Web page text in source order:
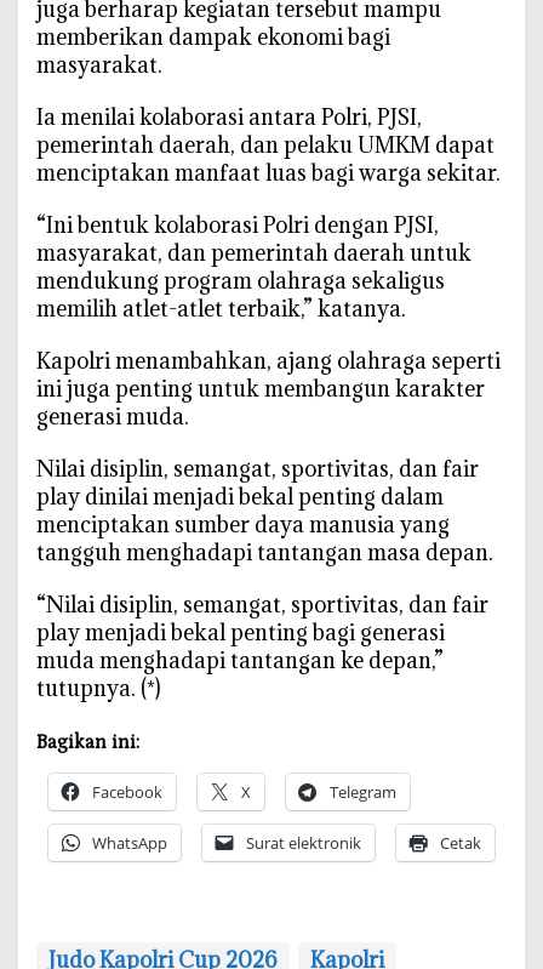
A
t
t
h
i
g
g
a
U
M
K
M
juga berharap kegiatan tersebut mampu
memberikan dampak ekonomi bagi
masyarakat.
‎Ia menilai kolaborasi antara Polri, PJSI,
pemerintah daerah, dan pelaku UMKM dapat
menciptakan manfaat luas bagi warga sekitar.
‎“Ini bentuk kolaborasi Polri dengan PJSI,
masyarakat, dan pemerintah daerah untuk
mendukung program olahraga sekaligus
memilih atlet-atlet terbaik,” katanya.
‎Kapolri menambahkan, ajang olahraga seperti
ini juga penting untuk membangun karakter
generasi muda.
‎Nilai disiplin, semangat, sportivitas, dan fair
play dinilai menjadi bekal penting dalam
menciptakan sumber daya manusia yang
tangguh menghadapi tantangan masa depan.
‎“Nilai disiplin, semangat, sportivitas, dan fair
play menjadi bekal penting bagi generasi
muda menghadapi tantangan ke depan,”
tutupnya. (*)
Bagikan ini:
Facebook X Telegram
WhatsApp Surat elektronik Cetak
‎Judo Kapolri Cup 2026
Kapolri